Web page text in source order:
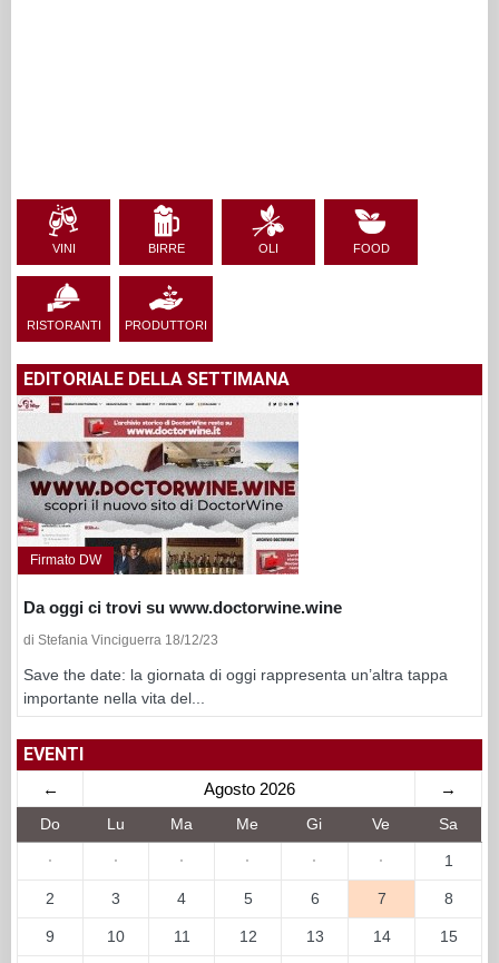
VINI BIRRE OLI FOOD
RISTORANTI PRODUTTORI
EDITORIALE DELLA SETTIMANA
Firmato DW
Da oggi ci trovi su www.doctorwine.wine
di Stefania Vinciguerra 18/12/23
Save the date: la giornata di oggi rappresenta un’altra tappa
importante nella vita del...
EVENTI
← Agosto 2026 →
Do Lu Ma Me Gi Ve Sa
· · · · · · 1
2 3 4 5 6 7 8
9 10 11 12 13 14 15